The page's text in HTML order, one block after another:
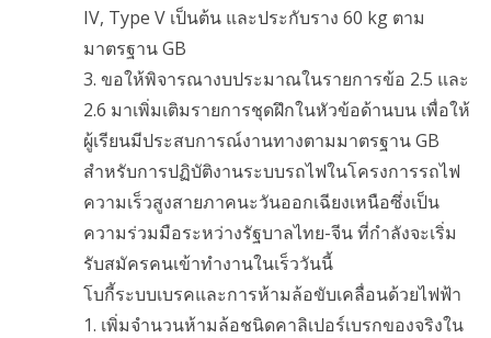
IV, Type V เป็นต้น และประกับราง 60 kg ตาม
มาตรฐาน GB
3. ขอให้พิจารณางบประมาณในรายการข้อ 2.5 และ
2.6 มาเพิ่มเติมรายการชุดฝึกในหัวข้อด้านบน เพื่อให้
ผู้เรียนมีประสบการณ์งานทางตามมาตรฐาน GB
สำหรับการปฏิบัติงานระบบรถไฟในโครงการรถไฟ
ความเร็วสูงสายภาคนะวันออกเฉียงเหนือซึ่งเป็น
ความร่วมมือระหว่างรัฐบาลไทย-จีน ที่กำลังจะเริ่ม
รับสมัครคนเข้าทำงานในเร็ววันนี้
โบกี้ระบบเบรคและการห้ามล้อขับเคลื่อนด้วยไฟฟ้า
1. เพิ่มจำนวนห้ามล้อชนิดคาลิเปอร์เบรกของจริงใน